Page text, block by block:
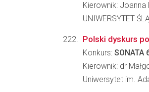
Kierownik:
UNIWERSYTET
Polski dyskurs
Konkurs: SONATA
Kierownik: dr
Uniwersytet im.